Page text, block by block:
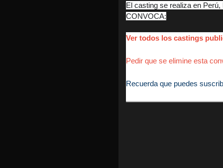
El casting se realiza en Perú,
CONVOCA:
Ver todos los castings
Pedir que se elimine esta
Recuerda que puedes